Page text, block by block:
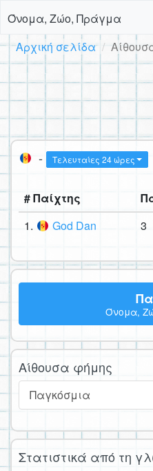
Όνομα, Ζώο, Πράγμα
Αρχική σελίδα
- Τελευταίες 24 ώρες
# Παίχτης
1.
God Dan 3
Όνομα,
Αίθουσα φήμης
Παγκόσμια
Στατιστικά από τη